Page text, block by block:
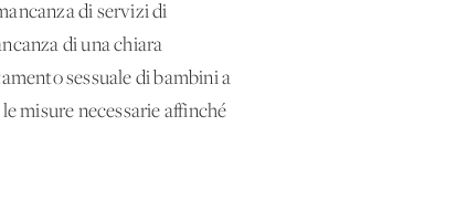
di servizi di
di una chiara
sessuale di bambini a
misure necessarie affinché